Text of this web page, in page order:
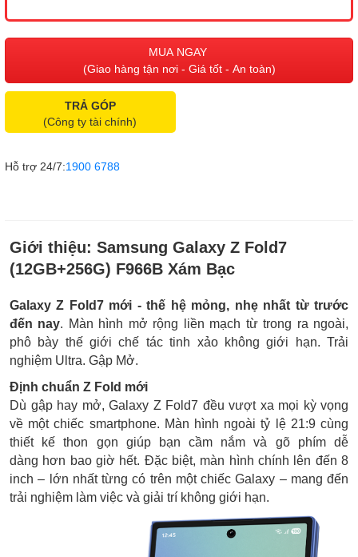
MUA NGAY
(Giao hàng tận nơi - Giá tốt - An toàn)
TRẢ GÓP
(Công ty tài chính)
Hỗ trợ 24/7:1900 6788
Giới thiệu: Samsung Galaxy Z Fold7
(12GB+256G) F966B Xám Bạc
Galaxy Z Fold7 mới - thế hệ mỏng, nhẹ nhất từ trước
đến nay. Màn hình mở rộng liền mạch từ trong ra ngoài,
phô bày thế giới chế tác tinh xảo không giới hạn. Trải
nghiệm Ultra. Gập Mở.
Định chuẩn Z Fold mới
Dù gập hay mở, Galaxy Z Fold7 đều vượt xa mọi kỳ vọng
về một chiếc smartphone. Màn hình ngoài tỷ lệ 21:9 cùng
thiết kế thon gọn giúp bạn cầm nắm và gõ phím dễ
dàng hơn bao giờ hết. Đặc biệt, màn hình chính lên đến 8
inch – lớn nhất từng có trên một chiếc Galaxy – mang đến
trải nghiệm làm việc và giải trí không giới hạn.